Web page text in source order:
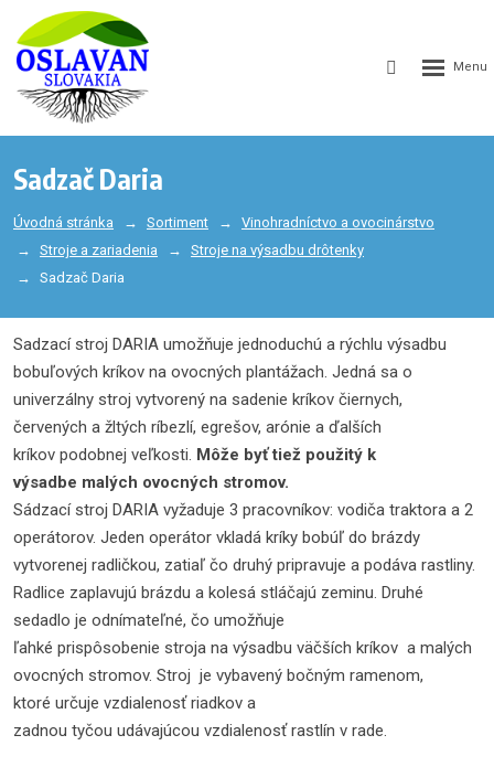
Sadzač Daria
Úvodná stránka Sortiment
Vinohradníctvo a ovocinárstvo
Stroje a zariadenia
Stroje na výsadbu drôtenky
Sadzač Daria
Sadzací stroj DARIA umožňuje jednoduchú a rýchlu výsadbu
bobuľových kríkov na ovocných plantážach. Jedná sa o
univerzálny stroj vytvorený na sadenie kríkov čiernych,
červených a žltých ríbezlí, egrešov, arónie a ďalších
kríkov podobnej veľkosti. Môže byť tiež použitý k
výsadbe malých ovocných stromov.
Sádzací stroj DARIA vyžaduje 3 pracovníkov: vodiča traktora a 2
operátorov. Jeden operátor vkladá kríky bobúľ do brázdy
vytvorenej radličkou, zatiaľ čo druhý pripravuje a podáva rastliny.
Radlice zaplavujú brázdu a kolesá stláčajú zeminu. Druhé
sedadlo je odnímateľné, čo umožňuje
ľahké prispôsobenie stroja na výsadbu väčších kríkov a malých
ovocných stromov. Stroj je vybavený bočným ramenom,
ktoré určuje vzdialenosť riadkov a
zadnou tyčou udávajúcou vzdialenosť rastlín v rade.